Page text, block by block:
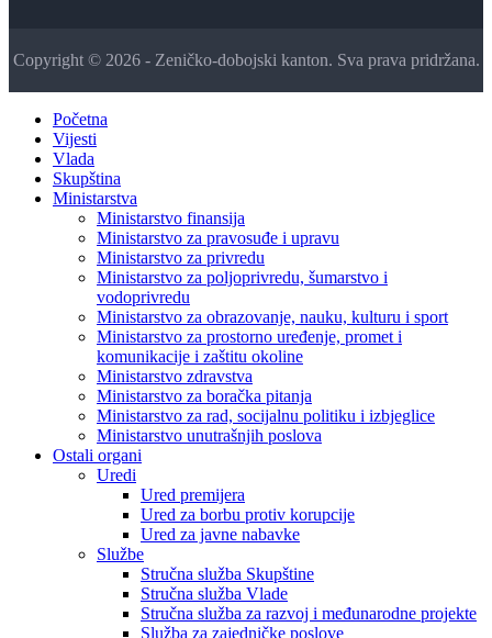
Copyright © 2026 - Zeničko-dobojski kanton. Sva prava pridržana.
Početna
Vijesti
Vlada
Skupština
Ministarstva
Ministarstvo finansija
Ministarstvo za pravosuđe i upravu
Ministarstvo za privredu
Ministarstvo za poljoprivredu, šumarstvo i
vodoprivredu
Ministarstvo za obrazovanje, nauku, kulturu i sport
Ministarstvo za prostorno uređenje, promet i
komunikacije i zaštitu okoline
Ministarstvo zdravstva
Ministarstvo za boračka pitanja
Ministarstvo za rad, socijalnu politiku i izbjeglice
Ministarstvo unutrašnjih poslova
Ostali organi
Uredi
Ured premijera
Ured za borbu protiv korupcije
Ured za javne nabavke
Službe
Stručna služba Skupštine
Stručna služba Vlade
Stručna služba za razvoj i međunarodne projekte
Služba za zajedničke poslove